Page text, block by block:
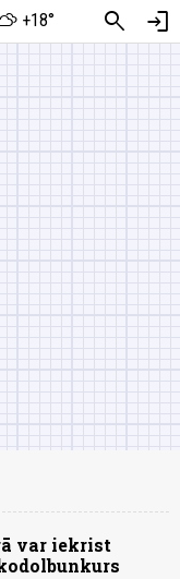
+18° search login
var iekrist